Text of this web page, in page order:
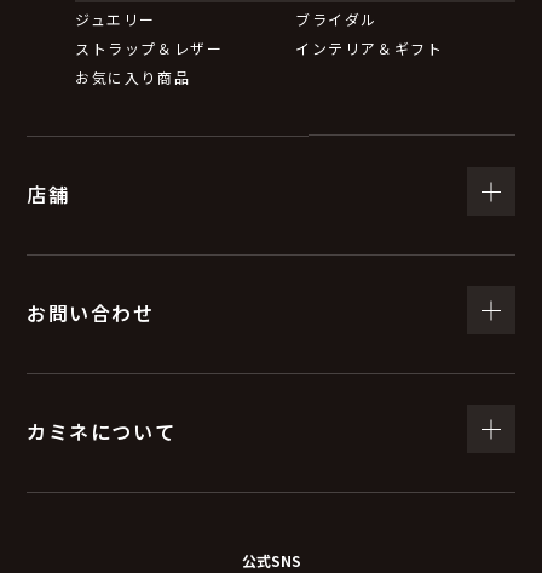
ジュエリー
ブライダル
ストラップ＆レザー
インテリア＆ギフト
お気に入り商品
店舗
お問い合わせ
カミネについて
公式SNS